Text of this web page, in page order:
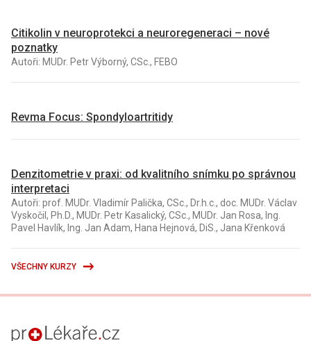
Citikolin v neuroprotekci a neuroregeneraci – nové
poznatky
Autoři: MUDr. Petr Výborný, CSc., FEBO
Revma Focus: Spondyloartritidy
Denzitometrie v praxi: od kvalitního snímku po správnou
interpretaci
Autoři: prof. MUDr. Vladimír Palička, CSc., Dr.h.c., doc. MUDr. Václav
Vyskočil, Ph.D., MUDr. Petr Kasalický, CSc., MUDr. Jan Rosa, Ing.
Pavel Havlík, Ing. Jan Adam, Hana Hejnová, DiS., Jana Křenková
VŠECHNY KURZY
proLékaře.cz